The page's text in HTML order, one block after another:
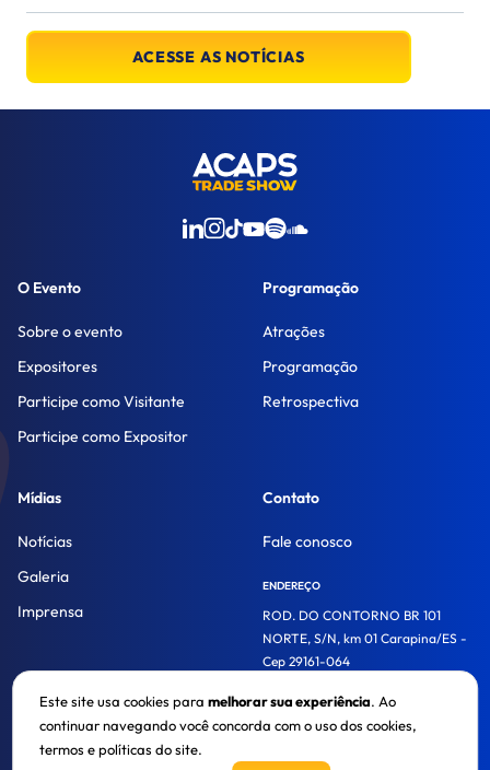
ACESSE AS NOTÍCIAS
O Evento
Sobre o evento
Expositores
Participe como Visitante
Participe como Expositor
Programação
Atrações
Programação
Retrospectiva
Mídias
Notícias
Galeria
Imprensa
Contato
Fale conosco
ENDEREÇO
ROD. DO CONTORNO BR 101
NORTE, S/N, km 01 Carapina/ES -
Cep 29161-064
© 2026. Acaps Trade Show. Todos os direitos reservados.
Este site usa cookies paramelhorar sua experiência. Ao
continuar navegando você concorda com o uso dos cookies,
termos e políticas do site.